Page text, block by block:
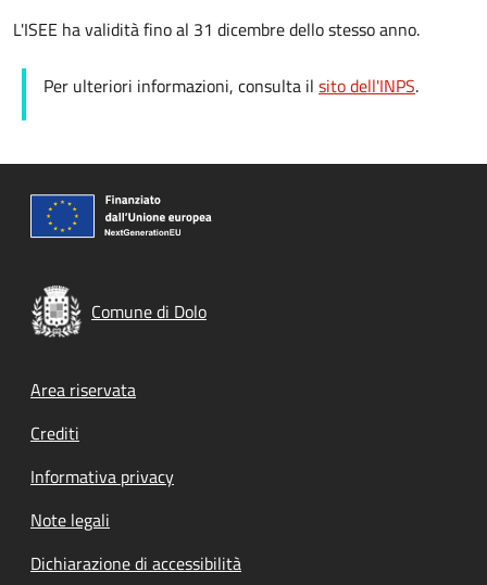
L'ISEE ha validità fino al 31 dicembre dello stesso anno.
Per ulteriori informazioni, consulta il sito dell'INPS.
Comune di Dolo
Footer menu
Area riservata
Crediti
Informativa privacy
Note legali
Dichiarazione di accessibilità